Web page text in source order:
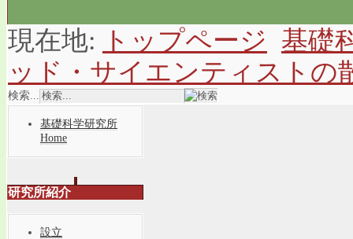
現在地: トップページ 基礎
ッド・サイエンティストの
検索...
基礎科学研究所
Home
研究所紹介
設立